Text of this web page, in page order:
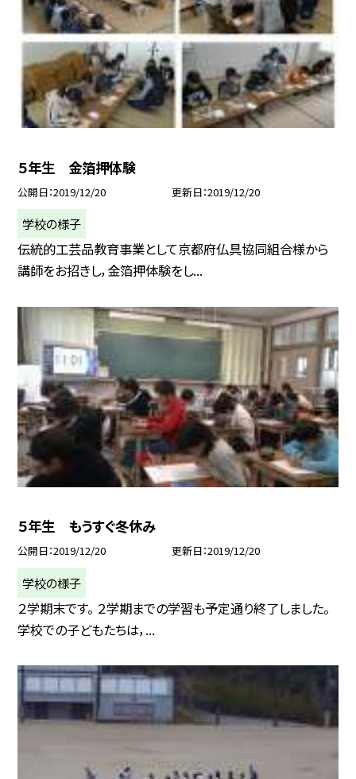
５年生 金箔押体験
公開日 2019/12/20 更新日 2019/12/20
学校の様子
伝統的工芸品教育事業として京都府仏具協同組合様から
講師をお招きし，金箔押体験をし...
５年生 もうすぐ冬休み
公開日 2019/12/20 更新日 2019/12/20
学校の様子
２学期末です。 ２学期までの学習も予定通り終了しました。
学校での子どもたちは，...